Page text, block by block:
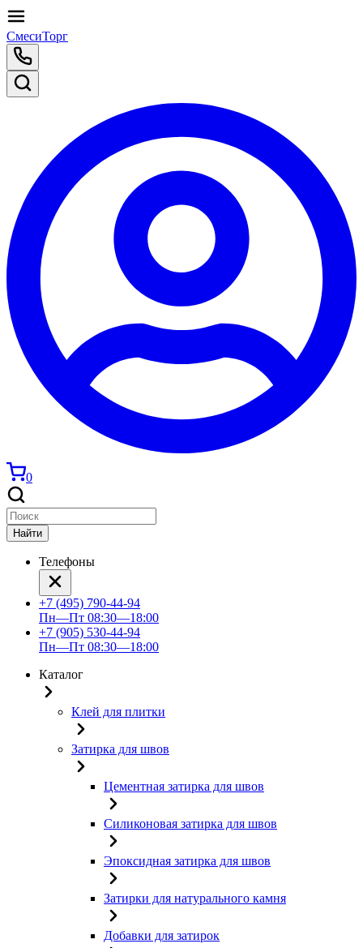
СмесиТорг
0
Найти
Телефоны
+7 (495) 790-44-94
Пн—Пт 08:30—18:00
+7 (905) 530-44-94
Пн—Пт 08:30—18:00
Каталог
Клей для плитки
Затирка для швов
Цементная затирка для швов
Силиконовая затирка для швов
Эпоксидная затирка для швов
Затирки для натурального камня
Добавки для затирок